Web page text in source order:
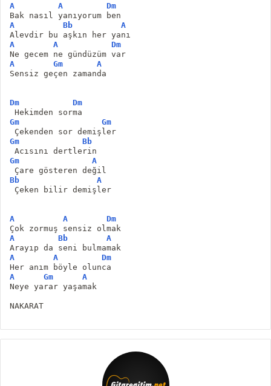
A A
Dm
Bak nasıl yanıyorum ben
A
Bb
A
Alevdir bu aşkın her yanı
A
A
Dm
Ne gecem ne gündüzüm var
A
Gm
A
Sensiz geçen zamanda
Dm
Dm
Hekimden sorma
Gm
Gm
Çekenden sor demişler
Gm
Bb
Acısını dertlerin
Gm
A
Çare gösteren değil
Bb
A
Çeken bilir demişler
A A
Dm
Çok zormuş sensiz olmak
A
Bb
A
Arayıp da seni bulmamak
A
A
Dm
Her anım böyle olunca
A
Gm
A
Neye yarar yaşamak
NAKARAT